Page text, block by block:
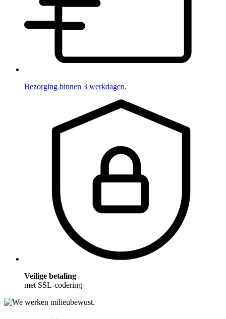
Bezorging binnen 3 werkdagen.
Veilige betaling
met SSL-codering